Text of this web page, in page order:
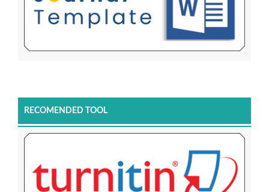
RECOMENDED TOOL